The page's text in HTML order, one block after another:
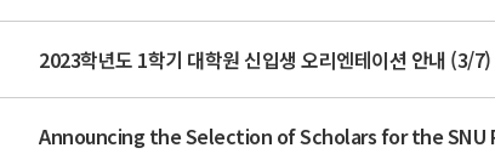
2023학년도 1학기 대학원 신입생 오리엔테이션 안내 (3/7)
Announcing the Selection of Scholars for the